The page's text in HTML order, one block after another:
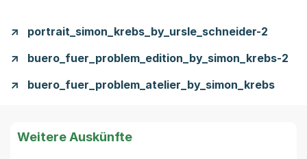
portrait_simon_krebs_by_ursle_schneider-2
buero_fuer_problem_edition_by_simon_krebs-2
buero_fuer_problem_atelier_by_simon_krebs
Weitere Auskünfte